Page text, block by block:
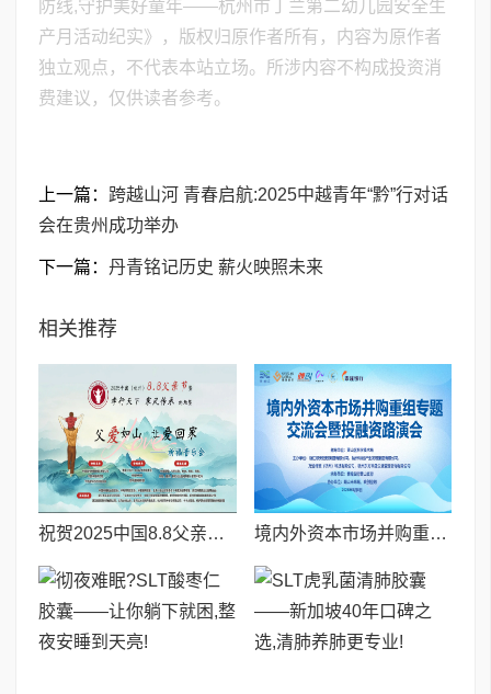
防线,守护美好童年——杭州市丁兰第二幼儿园安全生
产月活动纪实》，版权归原作者所有，内容为原作者
独立观点，不代表本站立场。所涉内容不构成投资消
费建议，仅供读者参考。
上一篇： 跨越山河 青春启航:2025中越青年“黔”行对话
会在贵州成功举办
下一篇： 丹青铭记历史 薪火映照未来
相关推荐
祝贺2025中国8.8父亲节“孝行天下家风传承”论坛暨祈福音乐会圆满成功 境内外资本市场并购重组专题交流会暨投融资路演会 深度解析驱动企业资本战略升级